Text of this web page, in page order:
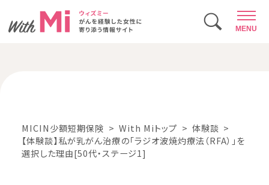
MENU
MICIN少額短期保険 With Miトップ
体験談
【体験談】私が乳がん治療の「ラジオ波焼灼療法（RFA）」を
選択した理由[50代・ステージ1]